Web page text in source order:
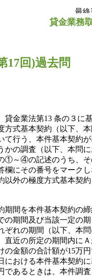
貸金業務
17回)過去問
貸金業法第13 条の３に
方式基本契約（以下、
て行う、本件基本契約
かの調査（以下、本問
①～④の記述のうち、
欄にその番号をマークし
以外の極度方式基本契
間を本件基本契約の締
期間及び当該一定の期
ぞれの期間（以下、本
直近の所定の期間内に
の金額の合計額が15万
における本件基本契約
であるときは、本件調